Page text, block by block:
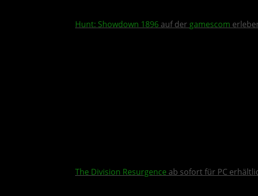
Hunt: Showdown 1896 auf der gamescom
The Division Resurgence ab sofort für PC